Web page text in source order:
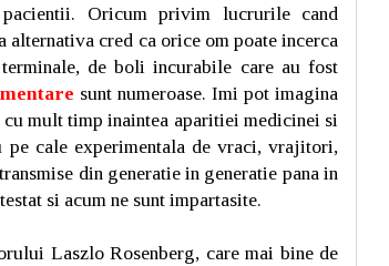
Oricum privim lucrurile cand
alternativa cred ca orice om poate incerca
de boli incurabile care au fost
sunt numeroase. Imi pot imagina
mult timp inaintea aparitiei medicinei si
pe cale experimentala de vraci, vrajitori,
din generatie in generatie pana in
si acum ne sunt impartasite.
Laszlo Rosenberg, care mai bine de